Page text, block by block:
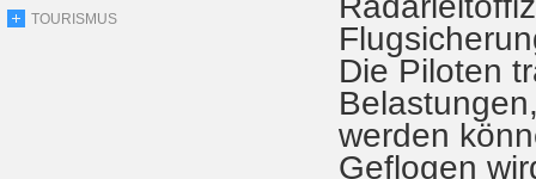
TOURISMUS
Die Piloten
werden
Geflogen